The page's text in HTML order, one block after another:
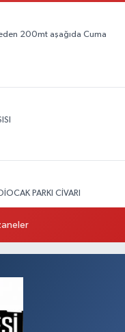
200mt aşağıda Cuma
PARKI CİVARI